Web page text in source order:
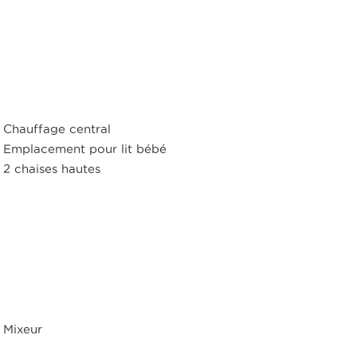
Chauffage central
Emplacement pour lit bébé
2 chaises hautes
Mixeur